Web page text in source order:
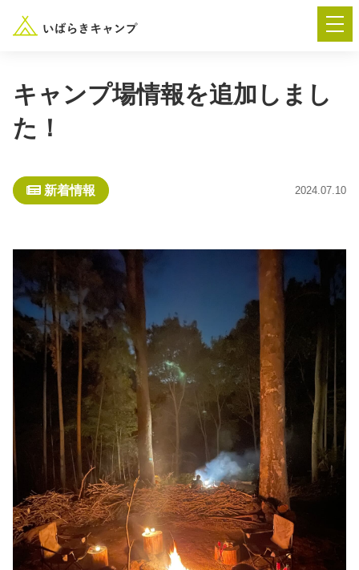
楽しみ方 新着情報
イベント情報 春夏キャンプ
秋冬キャンプ 山間キャンプ
海辺キャンプ 川辺キャンプ
湖畔キャンプ
利用規約
プライバシーポリシー
キャンプ場情報を追加しまし
た！
新着情報 2024.07.10